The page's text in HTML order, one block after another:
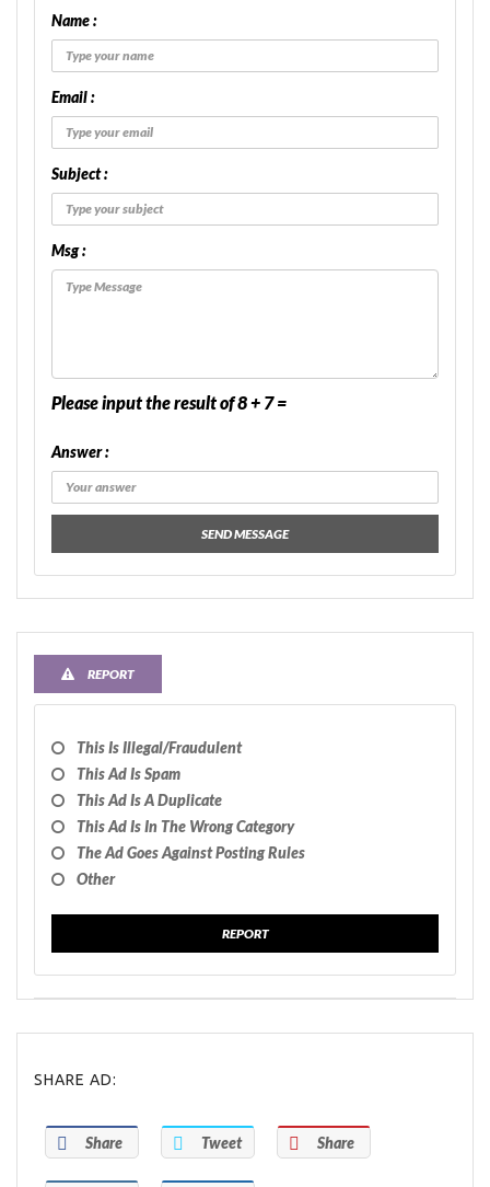
Name :
Email :
Subject :
Msg :
Please input the result of 8 + 7 =
Answer :
SEND MESSAGE
REPORT
This Is Illegal/fraudulent
This Ad Is Spam
This Ad Is A Duplicate
This Ad Is In The Wrong Category
The Ad Goes Against Posting Rules
Other
REPORT
SHARE AD:
Share Tweet Share